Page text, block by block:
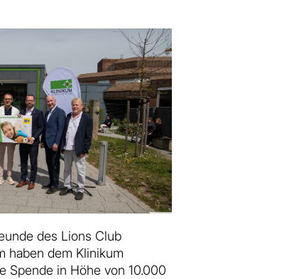
des Lions Club
haben dem Klinikum
Spende in Höhe von 10.000